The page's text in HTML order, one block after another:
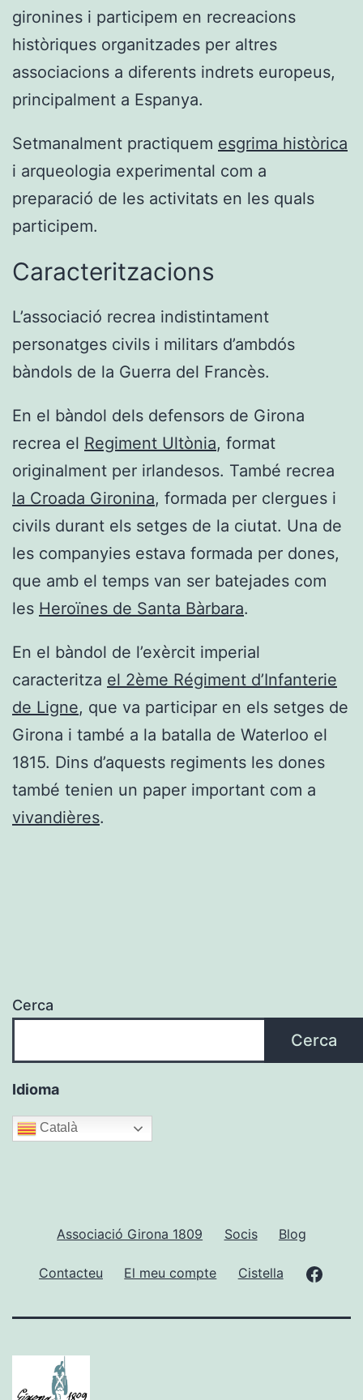
gironines i participem en recreacions
històriques organitzades per altres
associacions a diferents indrets europeus,
principalment a Espanya.
Setmanalment practiquem esgrima històrica
i arqueologia experimental com a
preparació de les activitats en les quals
participem.
Caracteritzacions
L’associació recrea indistintament
personatges civils i militars d’ambdós
bàndols de la Guerra del Francès.
En el bàndol dels defensors de Girona
recrea el Regiment Ultònia, format
originalment per irlandesos. També recrea
la Croada Gironina, formada per clergues i
civils durant els setges de la ciutat. Una de
les companyies estava formada per dones,
que amb el temps van ser batejades com
les Heroïnes de Santa Bàrbara.
En el bàndol de l’exèrcit imperial
caracteritza el 2ème Régiment d’Infanterie
de Ligne, que va participar en els setges de
Girona i també a la batalla de Waterloo el
1815. Dins d’aquests regiments les dones
també tenien un paper important com a
vivandières.
Cerca
Cerca
Idioma
Català
Associació Girona 1809 Socis Blog
Contacteu El meu compte Cistella